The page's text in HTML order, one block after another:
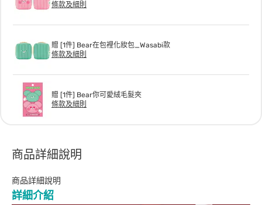
條款及細則
贈 [1件] Bear在包裡化妝包_Wasabi款
條款及細則
贈 [1件] Bear你可愛絨毛髮夾
條款及細則
商品詳細說明
商品詳細說明
詳細介紹